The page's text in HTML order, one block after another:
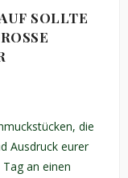
SOLLTE
K
die
Ausdruck eurer
an einen